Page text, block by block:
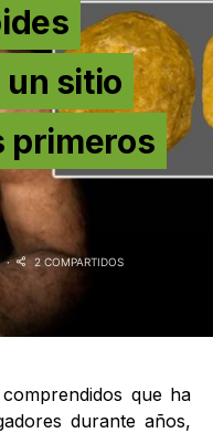
sitio
primeros
2 COMPARTIDOS
que ha
durante años,